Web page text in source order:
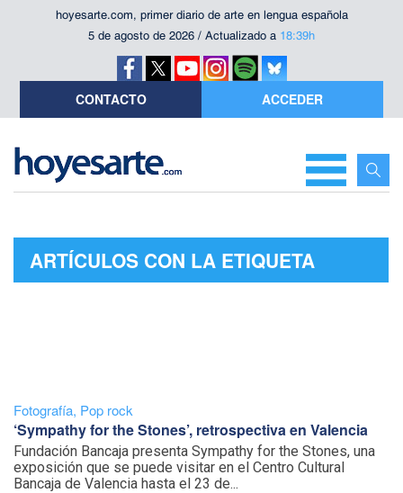
hoyesarte.com, primer diario de arte en lengua española
5 de agosto de 2026 / Actualizado a 18:39h
CONTACTO ACCEDER
ARTÍCULOS CON LA ETIQUETA
Fotografía, Pop rock
‘Sympathy for the Stones’, retrospectiva en Valencia
Fundación Bancaja presenta Sympathy for the Stones, una
exposición que se puede visitar en el Centro Cultural
Bancaja de Valencia hasta el 23 de...